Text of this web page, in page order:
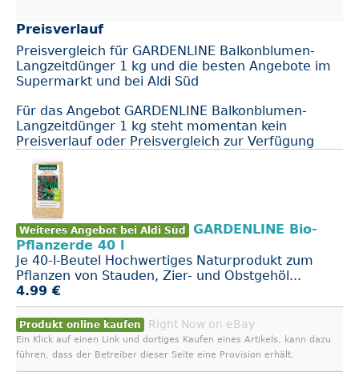
Preisverlauf
Preisvergleich für GARDENLINE Balkonblumen-
Langzeitdünger 1 kg und die besten Angebote im
Supermarkt und bei Aldi Süd
Für das Angebot GARDENLINE Balkonblumen-
Langzeitdünger 1 kg steht momentan kein
Preisverlauf oder Preisvergleich zur Verfügung
Weiteres Angebot bei Aldi Süd
GARDENLINE Bio-
Pflanzerde 40 l
Je 40-l-Beutel Hochwertiges Naturprodukt zum
Pflanzen von Stauden, Zier- und Obstgehöl...
4.99 €
Produkt online kaufen Right Now on eBay
Ein Klick auf einen Link und dortiges Kaufen eines Artikels, kann dazu
führen, dass der Betreiber dieser Seite eine Provision erhält.